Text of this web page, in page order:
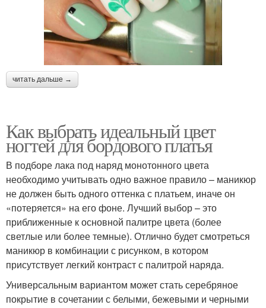
читать дальше →
Как выбрать идеальный цвет
ногтей для бордового платья
В подборе лака под наряд монотонного цвета
необходимо учитывать одно важное правило – маникюр
не должен быть одного оттенка с платьем, иначе он
«потеряется» на его фоне. Лучший выбор – это
приближенные к основной палитре цвета (более
светлые или более темные). Отлично будет смотреться
маникюр в комбинации с рисунком, в котором
присутствует легкий контраст с палитрой наряда.
Универсальным вариантом может стать серебряное
покрытие в сочетании с белыми, бежевыми и черными